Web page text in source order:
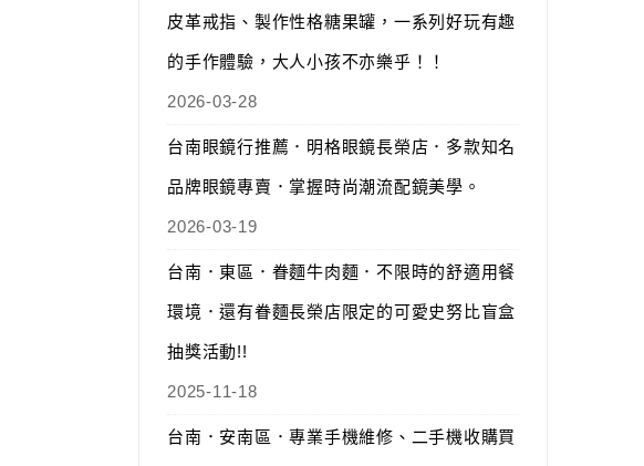
皮革戒指、製作性格糖果罐，一系列好玩有趣
的手作體驗，大人小孩不亦樂乎！！
2026-03-28
台南眼鏡行推薦．明格眼鏡長榮店．多款知名
品牌眼鏡專賣．掌握時尚潮流配鏡美學。
2026-03-19
台南．東區．眷麵牛肉麵．不限時的舒適用餐
環境．還有眷麵長榮店限定的可愛史努比盲盒
抽獎活動!!
2025-11-18
台南．安南區．專業手機維修、二手機收購買